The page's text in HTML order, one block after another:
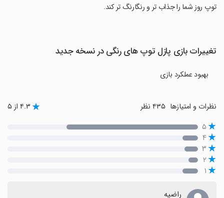
توپ روز شما را جذاب تر و رنگارنگ تر کند.
تغییرات بازی پازل توپ های رنگی در نسخه جدید
بهبود عملکرد بازی
نظرات و امتیازها ۴.۳ از ۵
۵
۴
۳
۲
۱
راضیه